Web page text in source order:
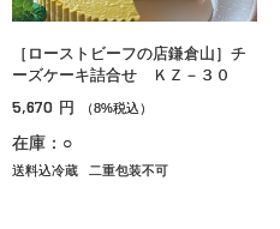
［ローストビーフの店鎌倉山］チ
ーズケーキ詰合せ ＫＺ－３０
5,670 円 （8%税込）
在庫：○
送料込冷蔵 二重包装不可